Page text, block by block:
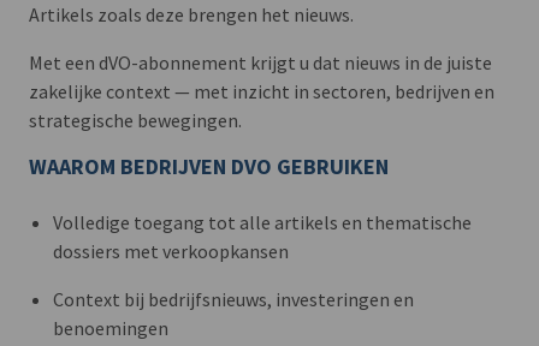
Artikels zoals deze brengen het nieuws.
Met een dVO-abonnement krijgt u dat nieuws in de juiste
zakelijke context — met inzicht in sectoren, bedrijven en
strategische bewegingen.
WAAROM BEDRIJVEN DVO GEBRUIKEN
Volledige toegang tot alle artikels en thematische
dossiers met verkoopkansen
Context bij bedrijfsnieuws, investeringen en
benoemingen